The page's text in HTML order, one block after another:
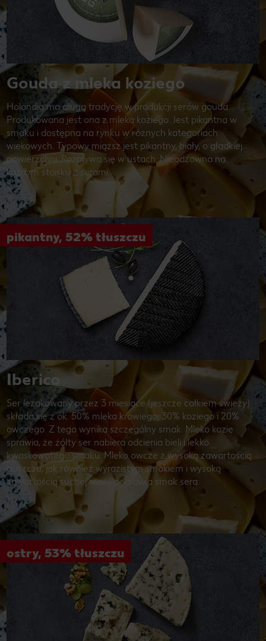
Gouda z mleka koziego
Holandia ma długą tradycję w produkcji serów gouda.
Produkowana jest ona z mleka koziego. Jest pikantna w
smaku i dostępna na rynku w różnych kategoriach
wiekowych. Typowy miąższ jest pikantny, biały, o gładkiej
powierzchni. Rozpływa się w ustach. Nieodzowna na
każdym stoisku z serami.
pikantny, 52% tłuszczu
Iberico
Ser leżakowany przez 3 miesiące (jeszcze całkiem świeży)
składa się z ok. 50% mleka krowiego, 30% koziego i 20%
owczego. Z tego wynika szczególny smak. Mleko kozie
sprawia, że żółty ser nabiera odcienia bieli i lekko
kwaskowatego smaku. Mleko owcze z wysoką zawartością
tłuszczu, jak również wyrazistym smakiem i wysoką
zawartością suchej masy poprawia smak sera.
ostry, 53% tłuszczu